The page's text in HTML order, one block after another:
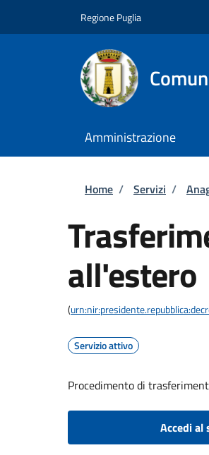
Regione Puglia
Amministrazione
Briciole
Home / Servizi /
all'estero
(
Servizio attivo
Procedimento di
Accedi al